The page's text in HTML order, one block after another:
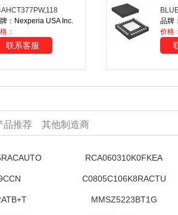
：Nexperia USA Inc.
：
联系客服
品牌
价格
品推荐 其他制造商
RCA060310K0FKEA
C0805C106K8RACTU
MMSZ5223BT1G